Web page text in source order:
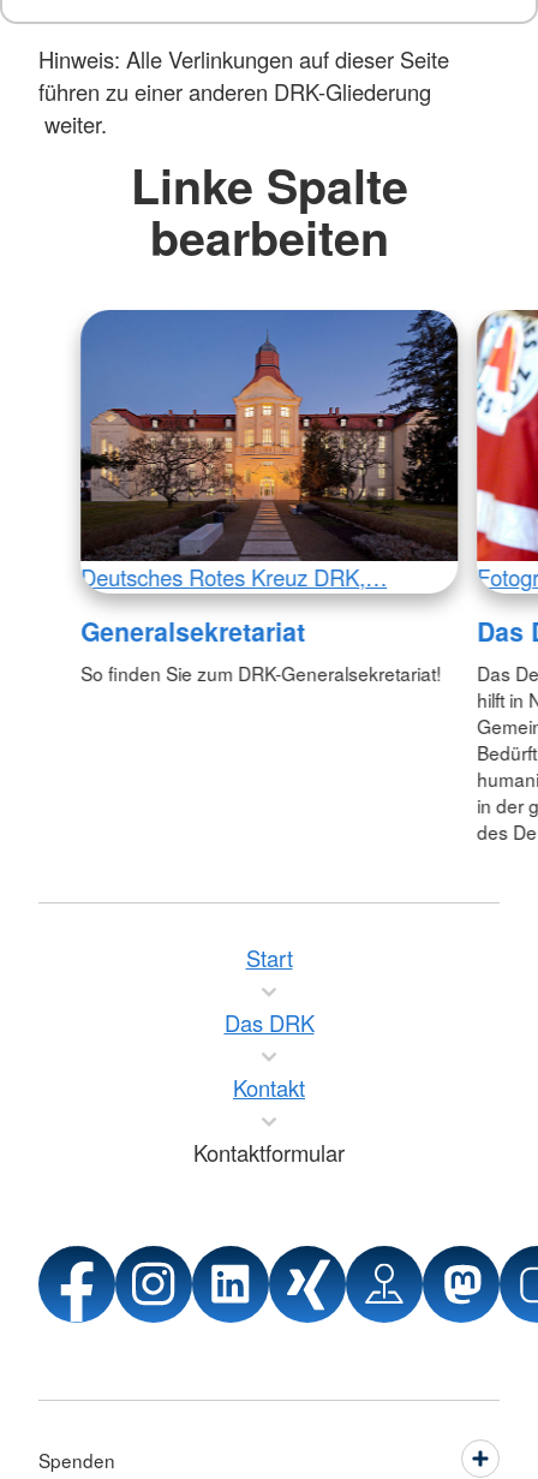
Hinweis: Alle Verlinkungen auf dieser Seite
führen zu einer anderen DRK-Gliederung
weiter.
Linke Spalte
bearbeiten
Deutsches Rotes Kreuz DRK,…
Generalsekretariat
So finden Sie zum DRK-Generalsekretariat!
Das
Das
hilft in
in der
des
Start
Das DRK
Kontakt
Kontaktformular
Spenden